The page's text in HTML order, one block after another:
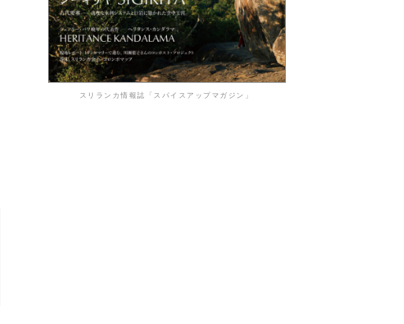
スリランカ情報誌「スパイスアップマガジン」